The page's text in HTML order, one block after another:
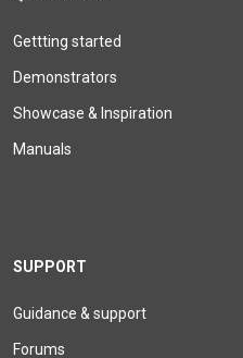
Gettting started
Demonstrators
Showcase & Inspiration
Manuals
SUPPORT
Guidance & support
Forums